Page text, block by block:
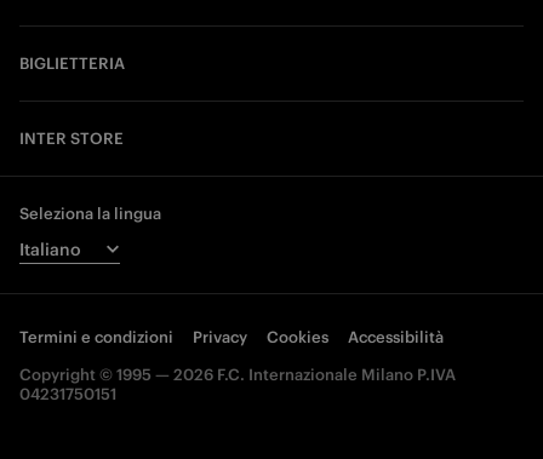
BIGLIETTERIA
INTER STORE
Seleziona la lingua
Termini e condizioni Privacy Cookies
Accessibilità
Copyright © 1995 — 2026 F.C. Internazionale Milano P.IVA
04231750151